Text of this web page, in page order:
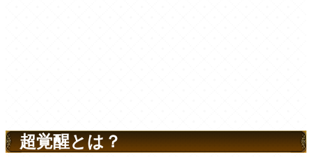
超覚醒とは？